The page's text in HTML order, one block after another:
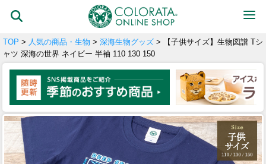
TOP > 人気の商品・生物 > 深海生物グッズ > 【子供サイズ】生物図譜 Tシ
ャツ 深海の世界 ネイビー 半袖 110 130 150